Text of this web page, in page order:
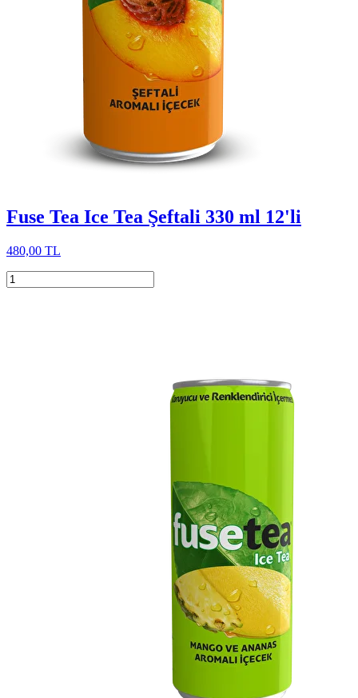
Fuse Tea Ice Tea Şeftali 330 ml 12'li
480,00 TL